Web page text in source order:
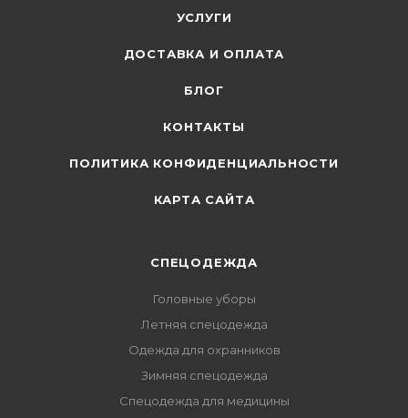
УСЛУГИ
ДОСТАВКА И ОПЛАТА
БЛОГ
КОНТАКТЫ
ПОЛИТИКА КОНФИДЕНЦИАЛЬНОСТИ
КАРТА САЙТА
СПЕЦОДЕЖДА
Головные уборы
Летняя спецодежда
Одежда для охранников
Зимняя спецодежда
Спецодежда для медицины